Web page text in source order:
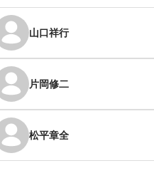
山口祥行
片岡修二
松平章全